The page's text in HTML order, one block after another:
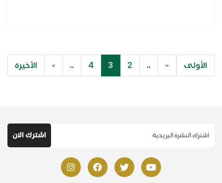
الأولى «
..
2
3
4
..
» الأخيرة